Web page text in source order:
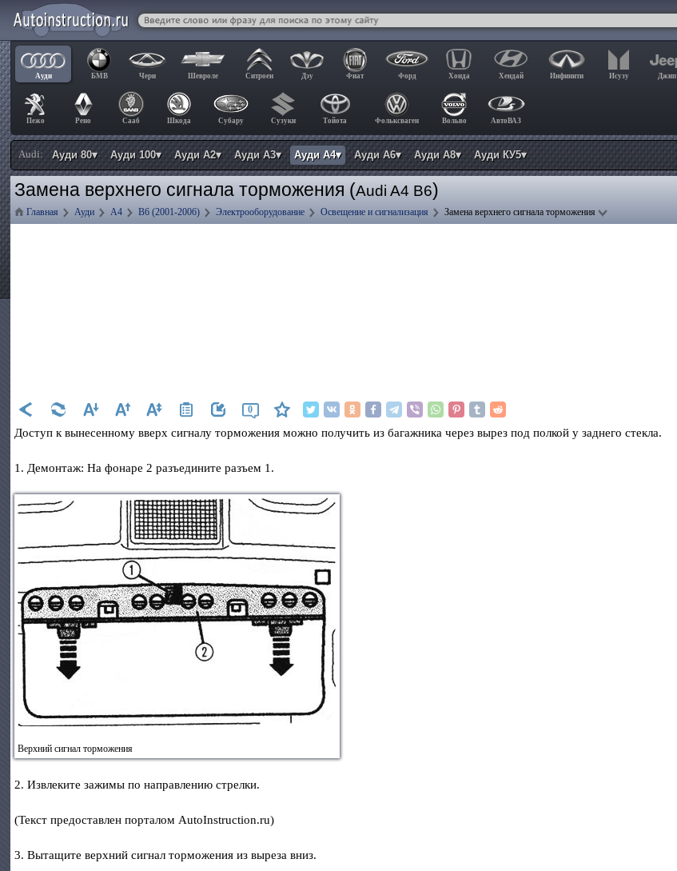
Ауди БМВ Чери Шевроле Ситроен Дэу Фиат Форд Хонда Хендай Инфинити Исузу Джип
Пежо Рено Сааб Шкода Субару Сузуки Тойота Фольксваген Вольво АвтоВАЗ
Audi: Ауди 80▾ Ауди 100▾ Ауди А2▾ Ауди А3▾ Ауди А4▾ Ауди А6▾ Ауди А8▾ Ауди КУ5▾
Замена верхнего сигнала торможения (Audi A4 B6)
Главная Ауди А4 B6 (2001-2006) Электрооборудование Освещение и сигнализация Замена верхнего сигнала торможения
0
Доступ к вынесенному вверх сигналу торможения можно получить из багажника через вырез под полкой у заднего стекла.
1. Демонтаж: На фонаре 2 разъедините разъем 1.
Верхний сигнал торможения
2. Извлеките зажимы по направлению стрелки.
(Текст предоставлен порталом AutoInstruction.ru)
3. Вытащите верхний сигнал торможения из выреза вниз.